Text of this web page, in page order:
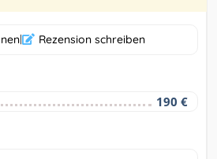
| Rezension schreiben
190 €